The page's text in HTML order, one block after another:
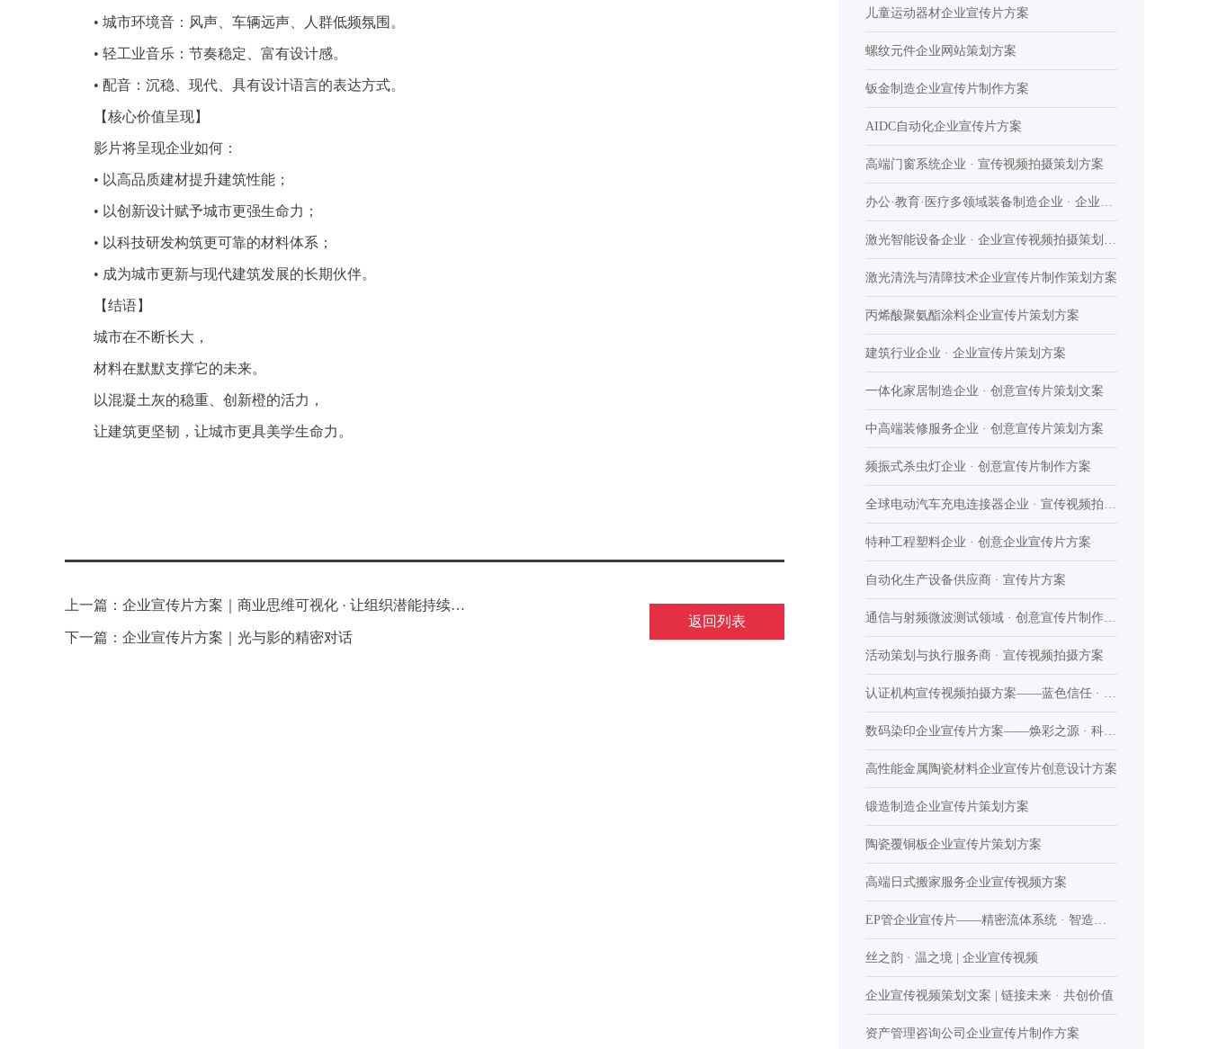
• 城市环境音：风声、车辆远声、人群低频氛围。
• 轻工业音乐：节奏稳定、富有设计感。
• 配音：沉稳、现代、具有设计语言的表达方式。
【核心价值呈现】
影片将呈现企业如何：
• 以高品质建材提升建筑性能；
• 以创新设计赋予城市更强生命力；
• 以科技研发构筑更可靠的材料体系；
• 成为城市更新与现代建筑发展的长期伙伴。
【结语】
城市在不断长大，
材料在默默支撑它的未来。
以混凝土灰的稳重、创新橙的活力，
让建筑更坚韧，让城市更具美学生命力。
上一篇：企业宣传片方案｜商业思维可视化 · 让组织潜能持续迸
发
下一篇：企业宣传片方案｜光与影的精密对话
返回列表
儿童运动器材企业宣传片方案
螺纹元件企业网站策划方案
钣金制造企业宣传片制作方案
AIDC自动化企业宣传片方案
高端门窗系统企业 · 宣传视频拍摄策划方案
办公·教育·医疗多领域装备制造企业 · 企业宣
传片策划方案
激光智能设备企业 · 企业宣传视频拍摄策划方
案
激光清洗与清障技术企业宣传片制作策划方案
丙烯酸聚氨酯涂料企业宣传片策划方案
建筑行业企业 · 企业宣传片策划方案
一体化家居制造企业 · 创意宣传片策划文案
中高端装修服务企业 · 创意宣传片策划方案
频振式杀虫灯企业 · 创意宣传片制作方案
全球电动汽车充电连接器企业 · 宣传视频拍摄
制作方案
特种工程塑料企业 · 创意企业宣传片方案
自动化生产设备供应商 · 宣传片方案
通信与射频微波测试领域 · 创意宣传片制作文
案
活动策划与执行服务商 · 宣传视频拍摄方案
认证机构宣传视频拍摄方案——蓝色信任 · 专
业之境
数码染印企业宣传片方案——焕彩之源 · 科技
染印
高性能金属陶瓷材料企业宣传片创意设计方案
锻造制造企业宣传片策划方案
陶瓷覆铜板企业宣传片策划方案
高端日式搬家服务企业宣传视频方案
EP管企业宣传片——精密流体系统 · 智造之
境
丝之韵 · 温之境 | 企业宣传视频
企业宣传视频策划文案 | 链接未来 · 共创价值
资产管理咨询公司企业宣传片制作方案